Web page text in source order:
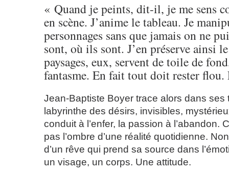
« Quand je peints, dit-il, je me sens
en scène. J’anime le tableau. Je
personnages sans que jamais on ne
sont, où ils sont. J’en préserve ainsi
paysages, eux, servent de toile de
fantasme. En fait tout doit rester
Jean-Baptiste Boyer trace alors dans ses
labyrinthe des désirs, invisibles,
conduit à l’enfer, la passion à l’abandon.
pas l’ombre d’une réalité quotidienne.
d’un rêve qui prend sa source dans
un visage, un corps. Une attitude.